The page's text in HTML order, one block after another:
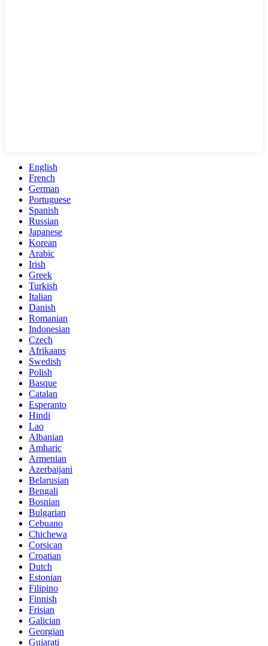
English
French
German
Portuguese
Spanish
Russian
Japanese
Korean
Arabic
Irish
Greek
Turkish
Italian
Danish
Romanian
Indonesian
Czech
Afrikaans
Swedish
Polish
Basque
Catalan
Esperanto
Hindi
Lao
Albanian
Amharic
Armenian
Azerbaijani
Belarusian
Bengali
Bosnian
Bulgarian
Cebuano
Chichewa
Corsican
Croatian
Dutch
Estonian
Filipino
Finnish
Frisian
Galician
Georgian
Gujarati